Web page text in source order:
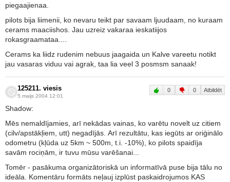
piegaajienaa.
pilots bija liimenii, ko nevaru teikt par savaam ljuudaam, no kuraam
cerams maaciishos. Jau uzreiz vakaraa ieskatiijos
rokasgraamataa....
Cerams ka liidz rudenim nebuus jaagaida un Kalve vareetu notikt
jau vasaras viduu vai agrak, taa lia veel 3 posmsm sanaak!
125211. viesis
5.maijs 2004 12:01
0 0 Atbildēt
Shadow:
Mēs nemaldījamies, arī nekādas vainas, ko varētu novelt uz citiem
(cilv/apstākļiem, utt) negadījās. Arī rezultātu, kas iegūts ar oriģinālo
odometru (kļūda uz 5km ~ 500m, t.i. -10%), ko pilots spaidīja
savām rociņām, ir tuvu mūsu varēšanai...
Tomēr - pasākuma organizātoriskā un informatīvā puse bija tālu no
ideāla. Komentāru formāts neļauj izplūst paskaidrojumos KAS